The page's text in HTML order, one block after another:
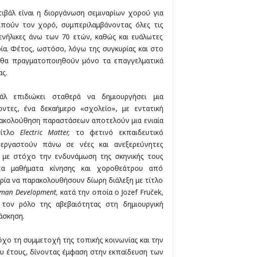
είναι η διοργάνωση σεμιναρίων χορού για
τον χορό, συμπεριλαμβάνοντας όλες τις
άνω των 70 ετών, καθώς και ευάλωτες
Φέτος, ωστόσο, λόγω της συγκυρίας και στο
πραγματοποιηθούν μόνο τα επαγγελματικά
επιδιώκει σταθερά να δημιουργήσει μια
ένα δεκαήμερο «σχολείο», με εντατική
παραστάσεων αποτελούν μια ενιαία
Electric Matter,
το φετινό εκπαιδευτικό
πάνω σε νέες και ανεξερεύνητες
στόχο την ενδυνάμωση της σκηνικής τους
μαθήματα κίνησης και χοροθεάτρου από
να παρακολουθήσουν δίωρη διάλεξη με τίτλο
Development, κατά την οποία ο Jozef Fruček,
ρόλο της αβεβαιότητας στη δημιουργική
τη συμμετοχή της τοπικής κοινωνίας και την
έτους, δίνοντας έμφαση στην εκπαίδευση των